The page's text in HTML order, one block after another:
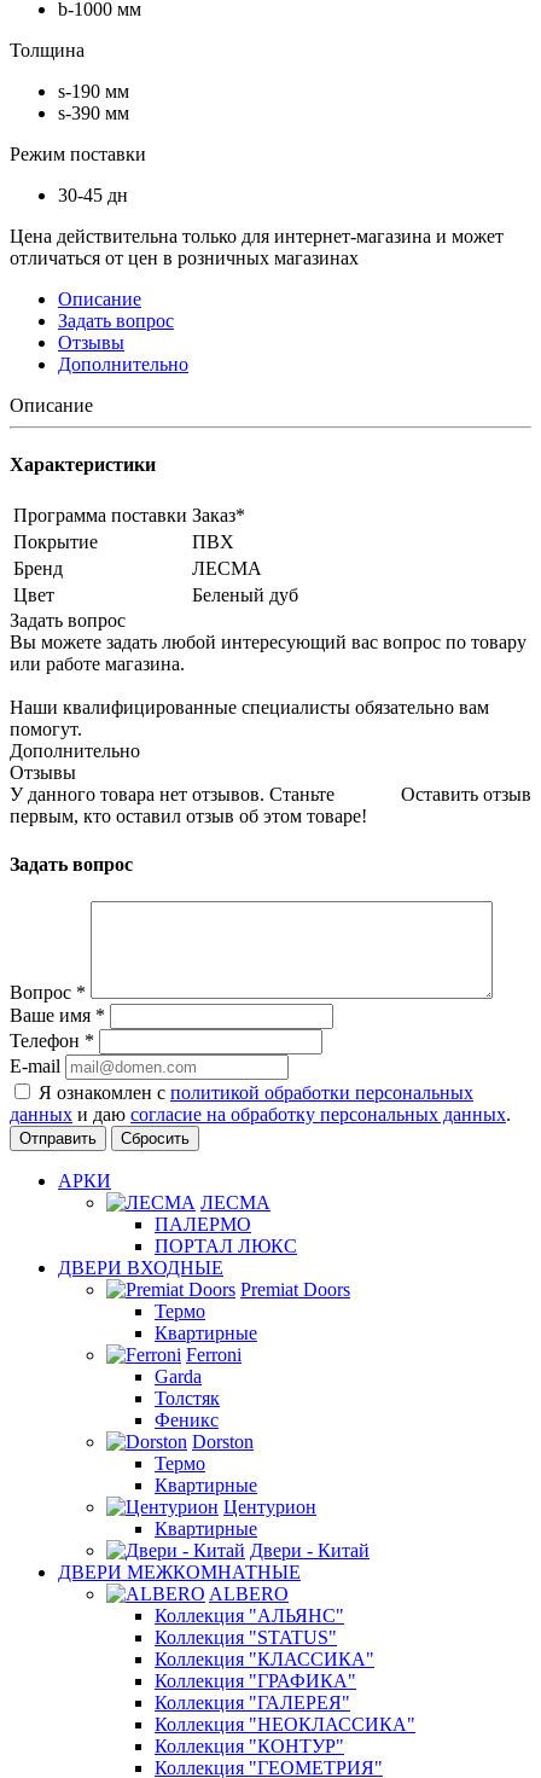
b-1000 мм
Толщина
s-190 мм
s-390 мм
Режим поставки
30-45 дн
Цена действительна только для интернет-магазина и может
отличаться от цен в розничных магазинах
Описание
Задать вопрос
Отзывы
Дополнительно
Описание
Характеристики
Программа поставки Заказ*
Покрытие
ПВХ
Бренд
ЛЕСМА
Цвет
Беленый дуб
Задать вопрос
Вы можете задать любой интересующий вас вопрос по товару
или работе магазина.
Наши квалифицированные специалисты обязательно вам
помогут.
Дополнительно
Отзывы
Оставить отзыв
У данного товара нет отзывов. Станьте
первым, кто оставил отзыв об этом товаре!
Задать вопрос
Вопрос *
Ваше имя *
Телефон *
E-mail
Я ознакомлен с политикой обработки персональных
данных и даю согласие на обработку персональных данных.
Сбросить
АРКИ
ЛЕСМА
ПАЛЕРМО
ПОРТАЛ ЛЮКС
ДВЕРИ ВХОДНЫЕ
Premiat Doors
Термо
Квартирные
Ferroni
Garda
Толстяк
Феникс
Dorston
Термо
Квартирные
Центурион
Квартирные
Двери - Китай
ДВЕРИ МЕЖКОМНАТНЫЕ
ALBERO
Коллекция "АЛЬЯНС"
Коллекция "STATUS"
Коллекция "КЛАССИКА"
Коллекция "ГРАФИКА"
Коллекция "ГАЛЕРЕЯ"
Коллекция "НЕОКЛАССИКА"
Коллекция "КОНТУР"
Коллекция "ГЕОМЕТРИЯ"